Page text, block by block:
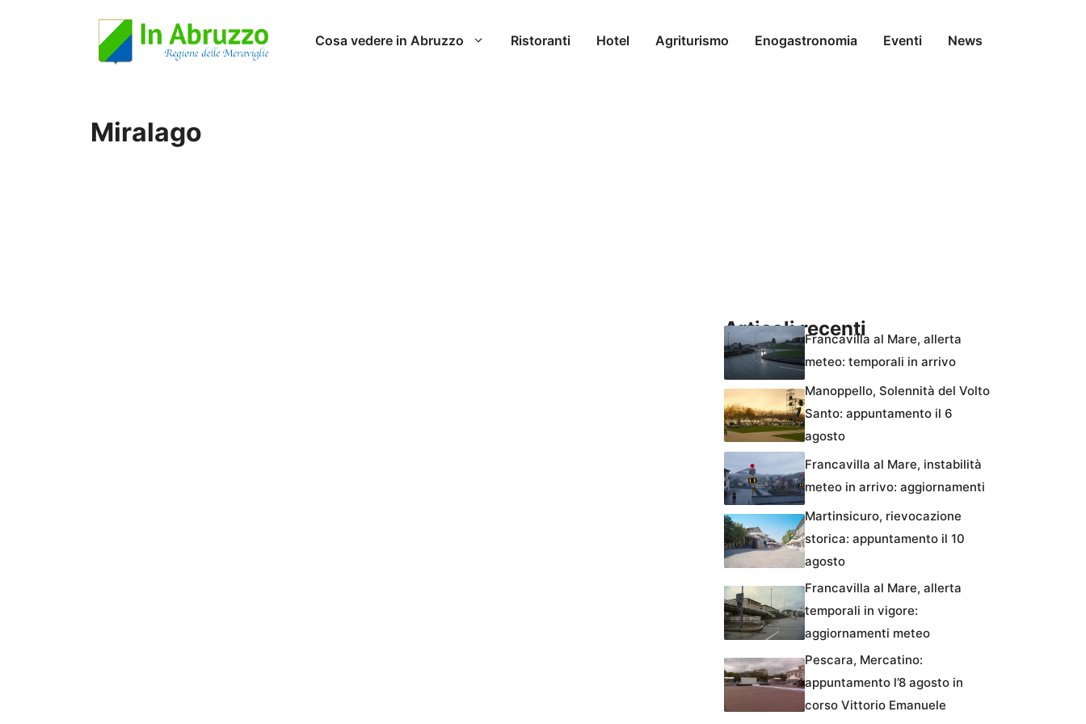
Cosa vedere in Abruzzo Ristoranti Hotel Agriturismo Enogastronomia Eventi News
Miralago
Articoli recentiFrancavilla al Mare, allerta
meteo: temporali in arrivo
Manoppello, Solennità del Volto
Santo: appuntamento il 6
agosto
Francavilla al Mare, instabilità
meteo in arrivo: aggiornamenti
Martinsicuro, rievocazione
storica: appuntamento il 10
agosto
Francavilla al Mare, allerta
temporali in vigore:
aggiornamenti meteo
Pescara, Mercatino:
appuntamento l’8 agosto in
corso Vittorio Emanuele